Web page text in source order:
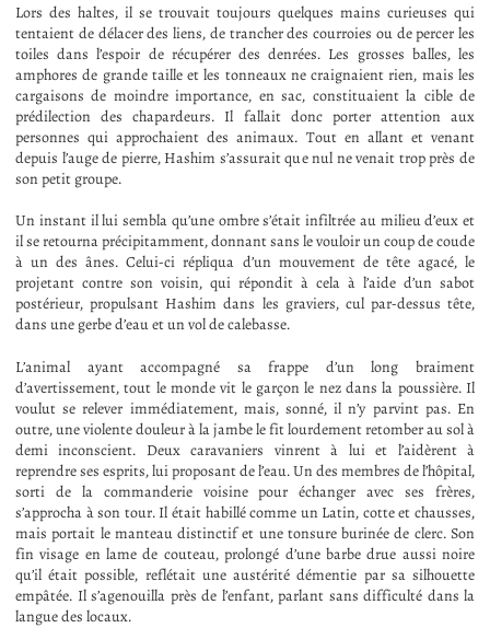
Lors des haltes, il se trouvait toujours quelques mains curieuses qui
tentaient de délacer des liens, de trancher des courroies ou de percer les
toiles dans l’espoir de récupérer des denrées. Les grosses balles, les
amphores de grande taille et les tonneaux ne craignaient rien, mais les
cargaisons de moindre importance, en sac, constituaient la cible de
prédilection des chapardeurs. Il fallait donc porter attention aux
personnes qui approchaient des animaux. Tout en allant et venant
depuis l’auge de pierre, Hashim s’assurait que nul ne venait trop près de
son petit groupe.
Un instant il lui sembla qu’une ombre s’était infiltrée au milieu d’eux et
il se retourna précipitamment, donnant sans le vouloir un coup de coude
à un des ânes. Celui-ci répliqua d’un mouvement de tête agacé, le
projetant contre son voisin, qui répondit à cela à l’aide d’un sabot
postérieur, propulsant Hashim dans les graviers, cul par-dessus tête,
dans une gerbe d’eau et un vol de calebasse.
L’animal ayant accompagné sa frappe d’un long braiment
d’avertissement, tout le monde vit le garçon le nez dans la poussière. Il
voulut se relever immédiatement, mais, sonné, il n’y parvint pas. En
outre, une violente douleur à la jambe le fit lourdement retomber au sol à
demi inconscient. Deux caravaniers vinrent à lui et l’aidèrent à
reprendre ses esprits, lui proposant de l’eau. Un des membres de l’hôpital,
sorti de la commanderie voisine pour échanger avec ses frères,
s’approcha à son tour. Il était habillé comme un Latin, cotte et chausses,
mais portait le manteau distinctif et une tonsure burinée de clerc. Son
fin visage en lame de couteau, prolongé d’une barbe drue aussi noire
qu’il était possible, reflétait une austérité démentie par sa silhouette
empâtée. Il s’agenouilla près de l’enfant, parlant sans difficulté dans la
langue des locaux.